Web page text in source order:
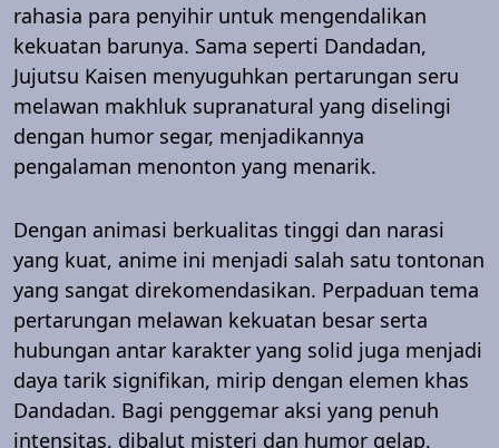
rahasia para penyihir untuk mengendalikan
kekuatan barunya. Sama seperti Dandadan,
Jujutsu Kaisen menyuguhkan pertarungan seru
melawan makhluk supranatural yang diselingi
dengan humor segar, menjadikannya
pengalaman menonton yang menarik.
Dengan animasi berkualitas tinggi dan narasi
yang kuat, anime ini menjadi salah satu tontonan
yang sangat direkomendasikan. Perpaduan tema
pertarungan melawan kekuatan besar serta
hubungan antar karakter yang solid juga menjadi
daya tarik signifikan, mirip dengan elemen khas
Dandadan. Bagi penggemar aksi yang penuh
intensitas, dibalut misteri dan humor gelap,